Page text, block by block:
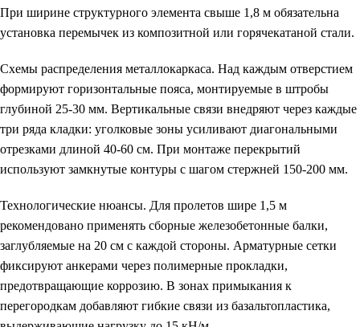
При ширине структурного элемента свыше 1,8 м обязательна
установка перемычек из композитной или горячекатаной стали.
Схемы распределения металлокаркаса. Над каждым отверстием
формируют горизонтальные пояса, монтируемые в штробы
глубиной 25-30 мм. Вертикальные связи внедряют через каждые
три ряда кладки: уголковые зоны усиливают диагональными
отрезками длиной 40-60 см. При монтаже перекрытий
используют замкнутые контуры с шагом стержней 150-200 мм.
Технологические нюансы. Для пролетов шире 1,5 м
рекомендовано применять сборные железобетонные балки,
заглубляемые на 20 см с каждой стороны. Арматурные сетки
фиксируют анкерами через полимерные прокладки,
предотвращающие коррозию. В зонах примыкания к
перегородкам добавляют гибкие связи из базальтопластика,